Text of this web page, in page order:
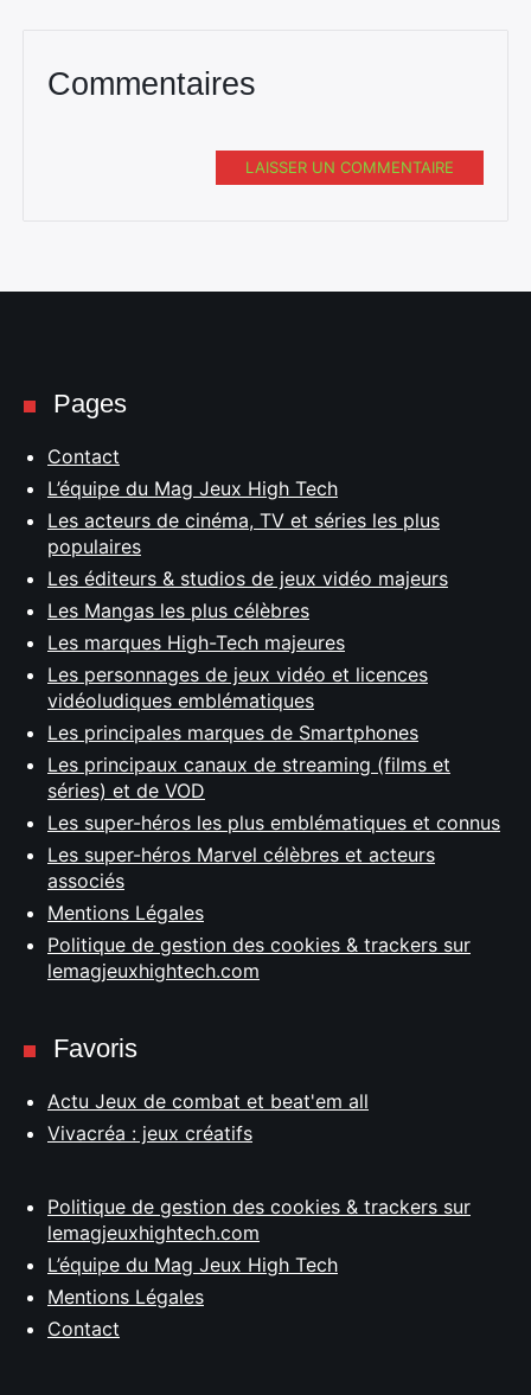
Commentaires
LAISSER UN COMMENTAIRE
Pages
Contact
L’équipe du Mag Jeux High Tech
Les acteurs de cinéma, TV et séries les plus
populaires
Les éditeurs & studios de jeux vidéo majeurs
Les Mangas les plus célèbres
Les marques High-Tech majeures
Les personnages de jeux vidéo et licences
vidéoludiques emblématiques
Les principales marques de Smartphones
Les principaux canaux de streaming (films et
séries) et de VOD
Les super-héros les plus emblématiques et connus
Les super-héros Marvel célèbres et acteurs
associés
Mentions Légales
Politique de gestion des cookies & trackers sur
lemagjeuxhightech.com
Favoris
Actu Jeux de combat et beat'em all
Vivacréa : jeux créatifs
Politique de gestion des cookies & trackers sur
lemagjeuxhightech.com
L’équipe du Mag Jeux High Tech
Mentions Légales
Contact